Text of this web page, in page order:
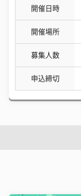
開催日時
開催場所
募集人数
申込締切